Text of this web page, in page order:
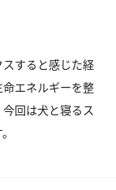
すると感じた経
エネルギーを整
回は犬と寝るス